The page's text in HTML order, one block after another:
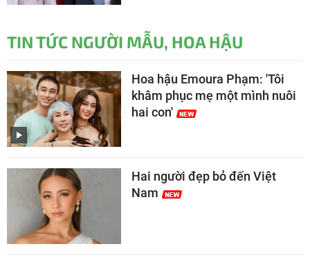
TIN TỨC NGƯỜI MẪU, HOA HẬU
Hoa hậu Emoura Phạm: 'Tôi
khâm phục mẹ một mình nuôi
hai con'
Hai người đẹp bỏ đến Việt
Nam